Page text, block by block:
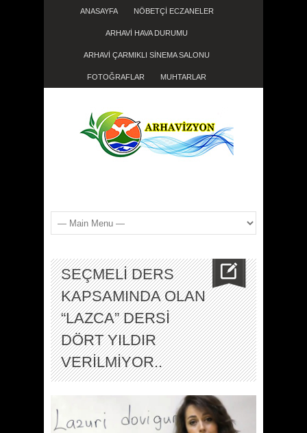
ANASAYFA NÖBETÇİ ECZANELER
ARHAVİ HAVA DURUMU
ARHAVİ ÇARMIKLI SİNEMA SALONU
FOTOĞRAFLAR MUHTARLAR
SEÇMELİ DERS
KAPSAMINDA OLAN
“LAZCA” DERSİ
DÖRT YILDIR
VERİLMİYOR..